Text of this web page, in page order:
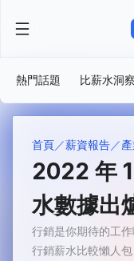
熱門話題 比薪水洞察
首頁 薪資報告
2022 年
水數據出
行銷是你期待的工
行銷薪水比較懶人